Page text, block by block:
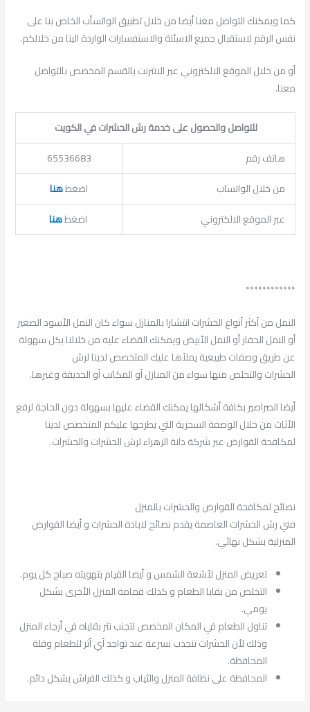
كما ويمكنك التواصل معنا أيضا من خلال تطبيق الواتسأب الخاص بنا على
نفس الرقم لاستقبال جميع الاسئلة والاستفسارات الواردة الينا من خلالكم.
أو من خلال الموقع الالكتروني عبر الانترنت بالقسم المخصص بالتواصل
معنا.
للتواصل والحصول على خدمة رش الحشرات في الكويت
هاتف رقم
65536683
من خلال الواتساب
اضغطهنا
عبر الموقع الالكتروني
اضغطهنا
************
النمل من أكثر أنواع الحشرات انتشارا بالمنازل سواء كان النمل الأسود الصغير
أو النمل الحفار أو النمل الأبيض ويمكنك القضاء عليه من خلالنا بكل سهولة
عن طريق وصفات طبيعية يملأها عليك المتخصص لدينا لرش
الحشرات والتخلص منها سواء من المنازل أو المكاتب أو الحديقة وغيرها.
أيضا الصراصير بكافة أشكالها يمكنك القضاء عليها بسهولة دون الحاجة لرفع
الأثاث من خلال الوصفة السحرية التي يطرحها عليكم المتخصص لدينا
لمكافحة القوارض عبر شركة دانة الزهراء لرش الحشرات والحشرات.
نصائح لمكافحة القوارض والحشرات بالمنزل
فني رش الحشرات العاصمة يقدم نصائح لابادة الحشرات و أيضا القوارض
المنزلية بشكل نهائي.
تعريض المنزل لأشعة الشمس و أيضا القيام بتهويته صباح كل يوم.
التخلص من بقايا الطعام و كذلك قمامة المنزل الأخرى بشكل
يومي.
تناول الطعام في المكان المخصص لتجنب نثر بقاياه في أرجاء المنزل
وذلك لأن الحشرات تنجذب بسرعة عند تواجد أي أثر للطعام وقلة
المحافظة.
المحافظة على نظافة المنزل والثياب و كذلك الفراش بشكل دائم.